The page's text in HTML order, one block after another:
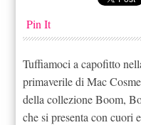
Pin It
Tuffiamoci a capofitto
primaverile di Mac
della collezione Boom,
che si presenta con cuori